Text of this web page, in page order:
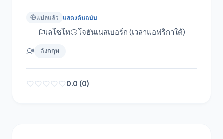
แปลแล้ว แสดงต้นฉบับ
เลโซโท โจฮันเนสเบอร์ก (เวลาแอฟริกาใต้)
อังกฤษ
0.0 (0)